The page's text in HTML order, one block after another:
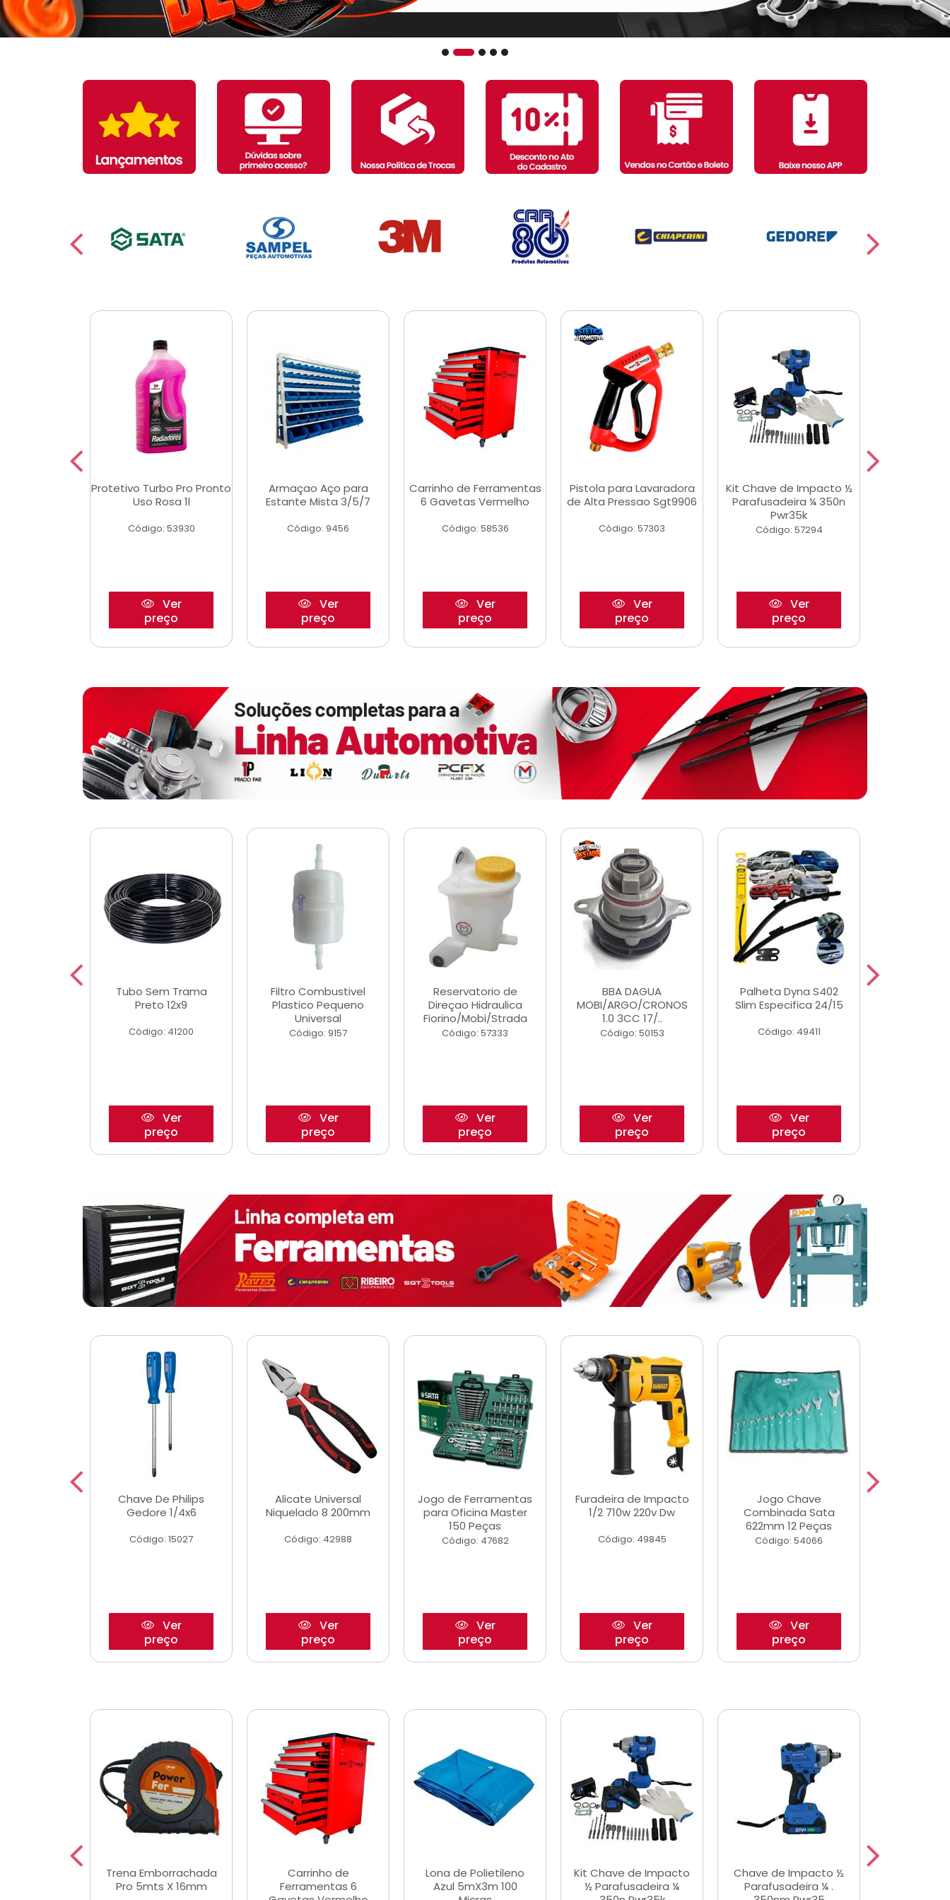
Protetivo Turbo Pro Pronto
Uso Rosa 1l
Código: 53930
Ver
preço
Armaçao Aço para
Estante Mista 3/5/7
Código: 9456
Ver
preço
Carrinho de Ferramentas
6 Gavetas Vermelho
Código: 58536
Ver
preço
Pistola para Lavaradora
de Alta Pressao Sgt9906
Código: 57303
Ver
preço
Kit Chave de Impacto ½
Parafusadeira ¼ 350n
Pwr35k
Código: 57294
Ver
preço
Tubo Sem Trama
Preto 12x9
Código: 41200
Ver
preço
Filtro Combustivel
Plastico Pequeno
Universal
Código: 9157
Ver
preço
Reservatorio de
Direçao Hidraulica
Fiorino/Mobi/Strada
Código: 57333
Ver
preço
BBA DAGUA
MOBI/ARGO/CRONOS
1.0 3CC 17/..
Código: 50153
Ver
preço
Palheta Dyna S402
Slim Especifica 24/15
Código: 49411
Ver
preço
Chave De Philips
Gedore 1/4x6
Código: 15027
Ver
preço
Alicate Universal
Niquelado 8 200mm
Código: 42988
Ver
preço
Jogo de Ferramentas
para Oficina Master
150 Peças
Código: 47682
Ver
preço
Furadeira de Impacto
1/2 710w 220v Dw
Código: 49845
Ver
preço
Jogo Chave
Combinada Sata
622mm 12 Peças
Código: 54066
Ver
preço
Trena Emborrachada
Pro 5mts X 16mm
Carrinho de
Ferramentas 6
Lona de Polietileno
Azul 5mX3m 100
Kit Chave de Impacto
½ Parafusadeira ¼
Chave de Impacto ½
Parafusadeira ¼ .